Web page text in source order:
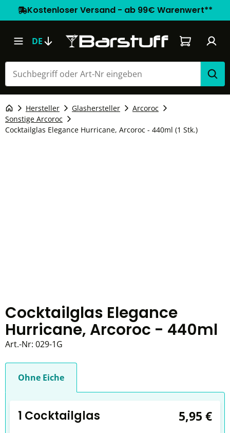
Kostenloser Versand - ab 99€ Warenwert**
DE Warenkorb
Hersteller Glashersteller
Arcoroc
Sonstige Arcoroc
Cocktailglas Elegance Hurricane, Arcoroc - 440ml (1 Stk.)
Cocktailglas Elegance
Hurricane, Arcoroc - 440ml
Art.-Nr: 029-1G
Ohne Eiche
1 Cocktailglas 5,95 €